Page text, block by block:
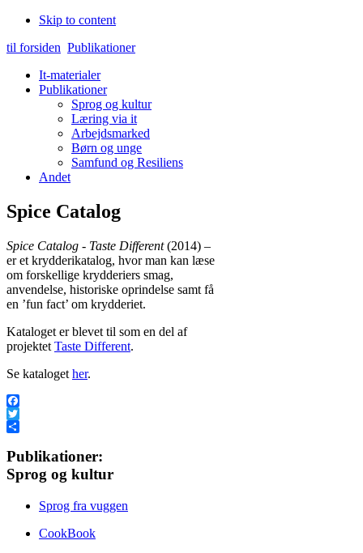
Skip to content
til forsiden Publikationer
It-materialer
Publikationer
Sprog og kultur
Læring via it
Arbejdsmarked
Børn og unge
Samfund og Resiliens
Andet
Spice Catalog
Spice Catalog - Taste Different(2014) –
er et krydderikatalog, hvor man kan læse
om forskellige krydderiers smag,
anvendelse, historiske oprindelse samt få
en ’fun fact’ om krydderiet.
Kataloget er blevet til som en del af
projektet Taste Different.
Se kataloget her.
Facebook
Twitter
Publikationer:
Sprog og kultur
Sprog fra vuggen
CookBook